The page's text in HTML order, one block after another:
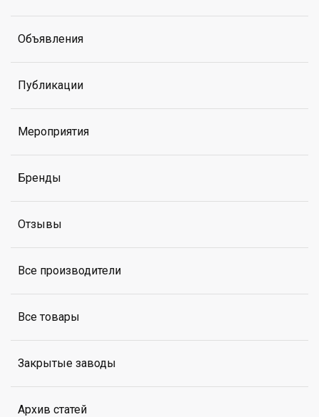
Объявления
Публикации
Мероприятия
Бренды
Отзывы
Все производители
Все товары
Закрытые заводы
Архив статей